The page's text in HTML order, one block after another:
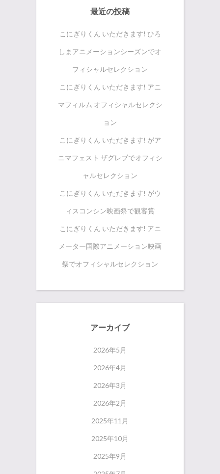
最近の投稿
こにぎりくん いただきます! ひろ
しまアニメーションシーズンでオ
フィシャルセレクション
こにぎりくん いただきます! アニ
マフィルム オフィシャルセレクシ
ョン
こにぎりくん いただきます! がア
ニマフェスト ザグレブでオフィシ
ャルセレクション
こにぎりくん いただきます! がウ
ィスコンシン映画祭で観客賞
こにぎりくん いただきます! アニ
メーター国際アニメーション映画
祭でオフィシャルセレクション
アーカイブ
2026年5月
2026年4月
2026年3月
2026年2月
2025年11月
2025年10月
2025年9月